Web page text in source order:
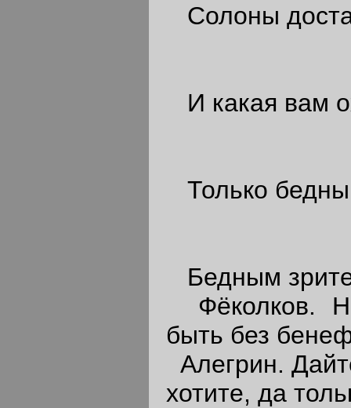
Солоны
И какая вам
Только
Бедным
Фёколков.
быть без
Алегрин.
хотите, да